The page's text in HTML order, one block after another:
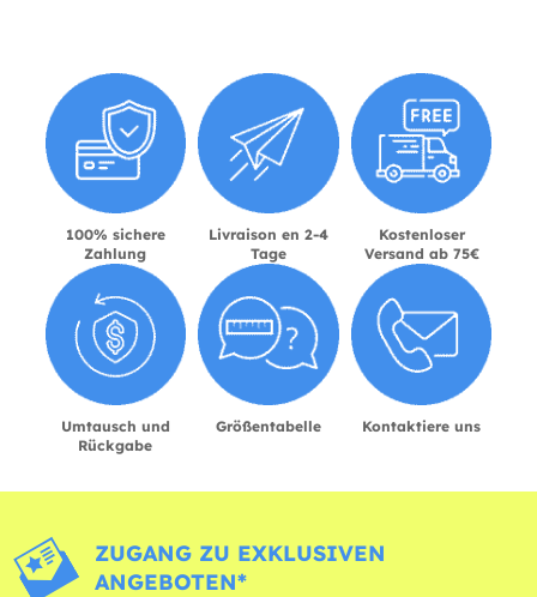
100% sichere
Zahlung
Livraison en 2-4
Tage
Kostenloser
Versand ab 75€
Umtausch und
Rückgabe
Größentabelle Kontaktiere uns
ZUGANG ZU EXKLUSIVEN
ANGEBOTEN*